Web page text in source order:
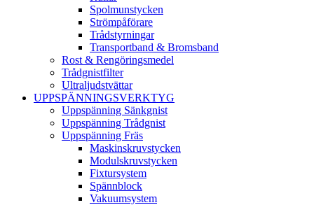
Spolmunstycken
Strömpåförare
Trådstyrningar
Transportband & Bromsband
Rost & Rengöringsmedel
Trådgnistfilter
Ultraljudstvättar
UPPSPÄNNINGSVERKTYG
Uppspänning Sänkgnist
Uppspänning Trådgnist
Uppspänning Fräs
Maskinskruvstycken
Modulskruvstycken
Fixtursystem
Spännblock
Vakuumsystem